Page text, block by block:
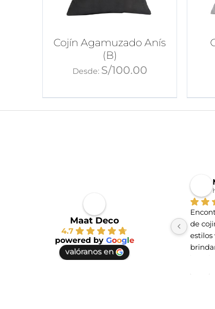
Cojín Agamuzado Anís
(B)
Desde: S/100.00
Maat Deco
4.7
powered by Google
valóranos en
de
estilos